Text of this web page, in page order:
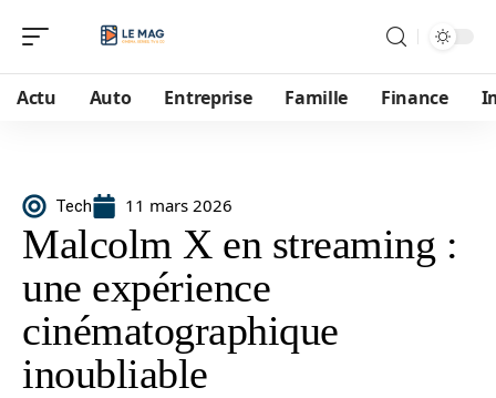
Actu Auto Entreprise Famille Finance
Tech 11 mars 2026
Malcolm X en streaming :
une expérience
cinématographique
inoubliable